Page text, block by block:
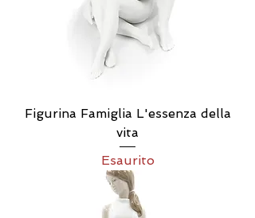
Figurina Famiglia L'essenza della
vita
Esaurito